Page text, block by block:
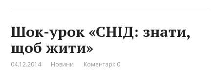
Шок-урок «СНІД: знати,
щоб жити»
04.12.2014 Новини Коментарі: 0